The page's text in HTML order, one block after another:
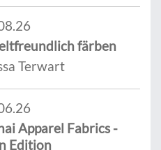
färben
Terwart
Apparel Fabrics -
Edition